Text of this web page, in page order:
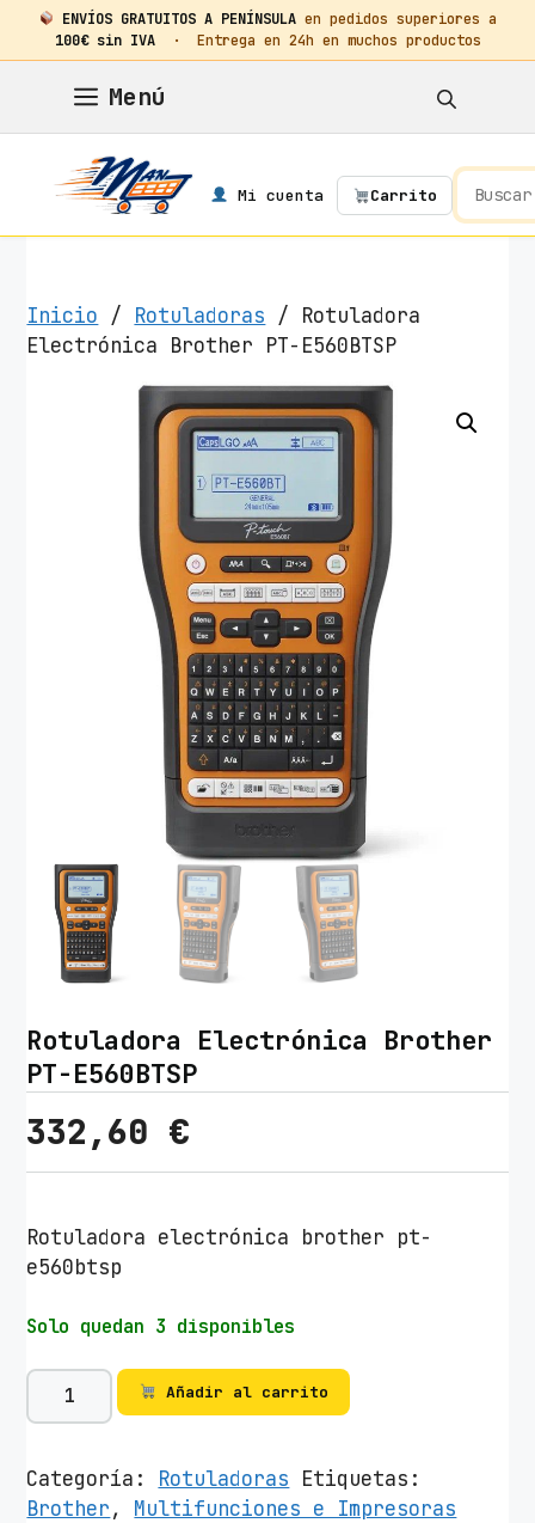
ENVÍOS GRATUITOS A PENÍNSULA en pedidos superiores a
100€ sin IVA· Entrega en 24h en muchos productos
contenido
Menú
Mi cuenta Carrito
Inicio / Rotuladoras / Rotuladora
Electrónica Brother PT-E560BTSP
Rotuladora Electrónica Brother
PT-E560BTSP
332,60 €
Rotuladora electrónica brother pt-
e560btsp
Solo quedan 3 disponibles
R
o
u
l
Añadir al carrito
Categoría: Rotuladoras Etiquetas:
Brother, Multifunciones e Impresoras